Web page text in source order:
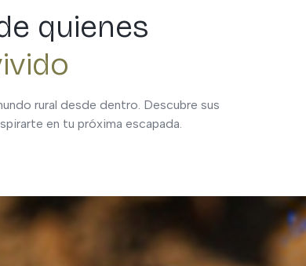
quienes
rural desde dentro. Descubre sus
en tu próxima escapada.